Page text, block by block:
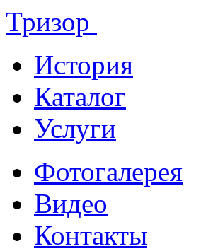
Тризор
История
Каталог
Услуги
Фотогалерея
Видео
Контакты